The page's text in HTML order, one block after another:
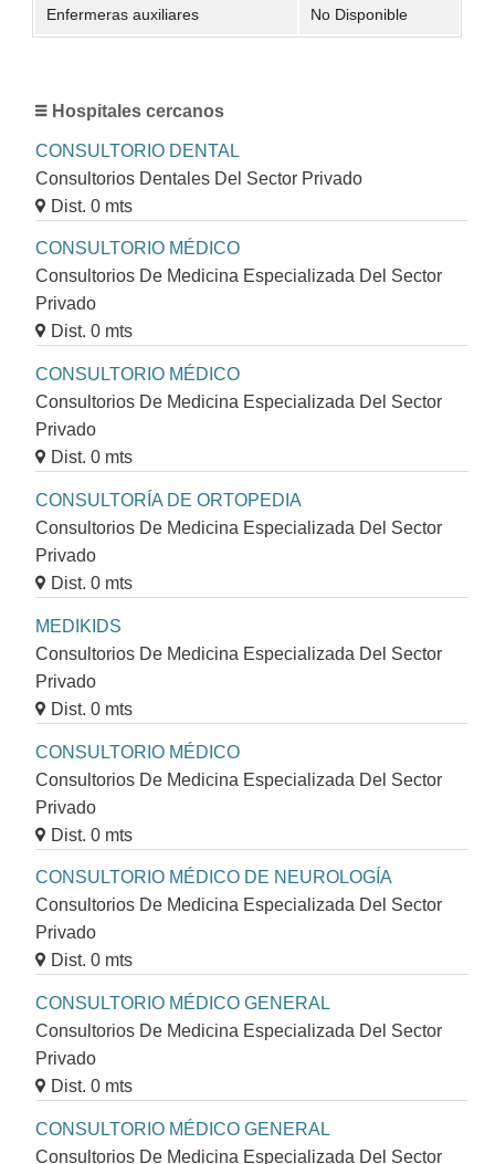
Enfermeras auxiliares No Disponible
Hospitales cercanos
CONSULTORIO DENTAL
Consultorios Dentales Del Sector Privado
Dist. 0 mts
CONSULTORIO MÉDICO
Consultorios De Medicina Especializada Del Sector
Privado
Dist. 0 mts
CONSULTORIO MÉDICO
Consultorios De Medicina Especializada Del Sector
Privado
Dist. 0 mts
CONSULTORÍA DE ORTOPEDIA
Consultorios De Medicina Especializada Del Sector
Privado
Dist. 0 mts
MEDIKIDS
Consultorios De Medicina Especializada Del Sector
Privado
Dist. 0 mts
CONSULTORIO MÉDICO
Consultorios De Medicina Especializada Del Sector
Privado
Dist. 0 mts
CONSULTORIO MÉDICO DE NEUROLOGÍA
Consultorios De Medicina Especializada Del Sector
Privado
Dist. 0 mts
CONSULTORIO MÉDICO GENERAL
Consultorios De Medicina Especializada Del Sector
Privado
Dist. 0 mts
CONSULTORIO MÉDICO GENERAL
Consultorios De Medicina Especializada Del Sector